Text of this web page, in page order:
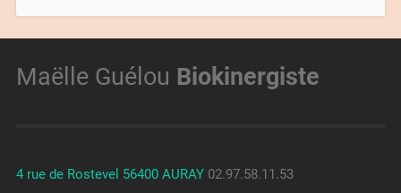
Maëlle Guélou Biokinergiste
4 rue de Rostevel 56400 AURAY02.97.58.11.53